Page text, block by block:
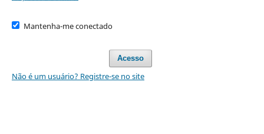
Mantenha-me conectado
Acesso
Não é um usuário? Registre-se no site